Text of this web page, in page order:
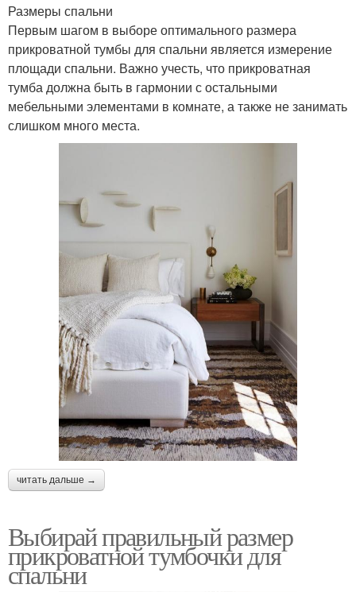
Размеры спальни
Первым шагом в выборе оптимального размера
прикроватной тумбы для спальни является измерение
площади спальни. Важно учесть, что прикроватная
тумба должна быть в гармонии с остальными
мебельными элементами в комнате, а также не занимать
слишком много места.
читать дальше →
Выбирай правильный размер
прикроватной тумбочки для
спальни